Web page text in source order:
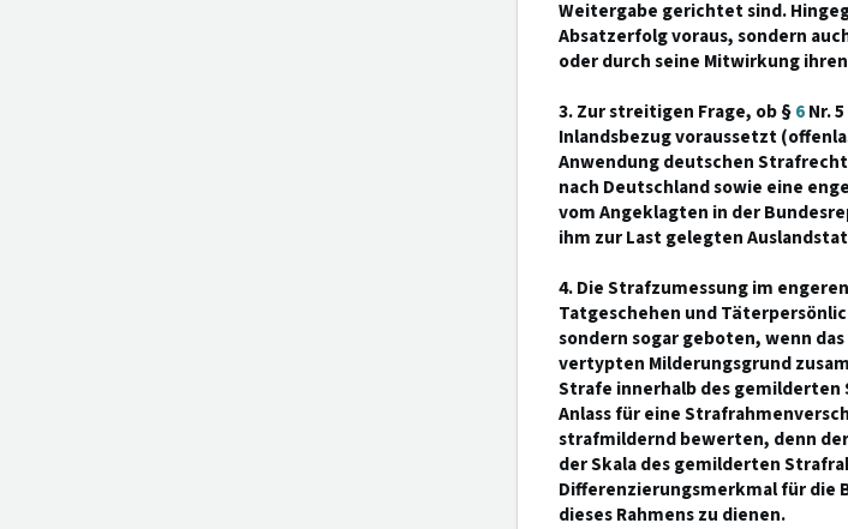
Weitergabe gerichtet sind.
Absatzerfolg voraus, sondern
oder durch seine Mitwirkung
3. Zur streitigen Frage, ob §6Nr.
Inlandsbezug voraussetzt
Anwendung deutschen
nach Deutschland sowie eine
vom Angeklagten in der
ihm zur Last gelegten
4. Die Strafzumessung im
Tatgeschehen und
sondern sogar geboten, wenn
vertypten Milderungsgrund
Strafe innerhalb des
Anlass für eine
strafmildernd bewerten, denn
der Skala des gemilderten
Differenzierungsmerkmal für die
dieses Rahmens zu dienen.